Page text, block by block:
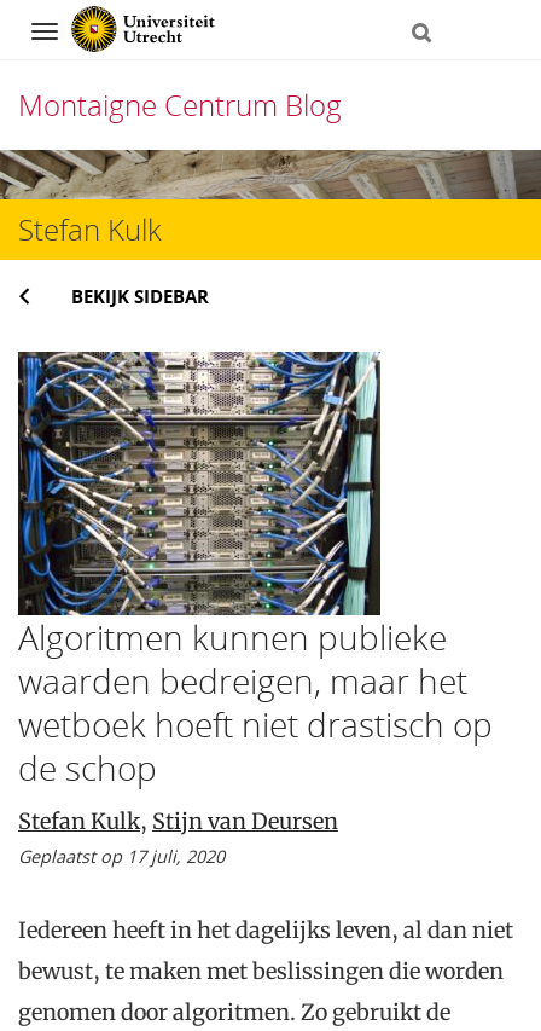
Navigation
Montaigne Centrum Blog
Direct
inhoud
Stefan Kulk
BEKIJK SIDEBAR
Algoritmen kunnen publieke
waarden bedreigen, maar het
wetboek hoeft niet drastisch op
de schop
Stefan Kulk, Stijn van Deursen
Geplaatst op 17 juli, 2020
Iedereen heeft in het dagelijks leven, al dan niet
bewust, te maken met beslissingen die worden
genomen door algoritmen. Zo gebruikt de